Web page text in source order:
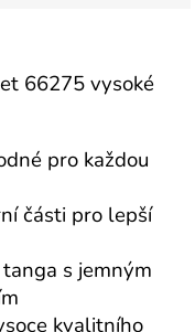
66275 vysoké
pro každou
části pro lepší
s jemným
kvalitního